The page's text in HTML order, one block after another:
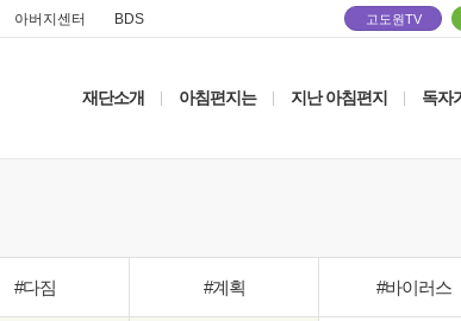
아버지센터 BDS 고도원TV
재단소개 아침편지는 지난 아침편지 독자
#다짐 #계획 #바이러스